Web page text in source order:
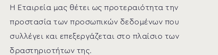
Η Εταιρεία μας θέτει ως προτεραιότητα την
προστασία των προσωπικών δεδομένων που
συλλέγει και επεξεργάζεται στο πλαίσιο των
δραστηριοτήτων της.